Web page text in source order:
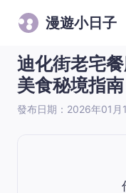
漫遊小日子
迪化街老宅
美食秘境指南
發布日期：2026年01月